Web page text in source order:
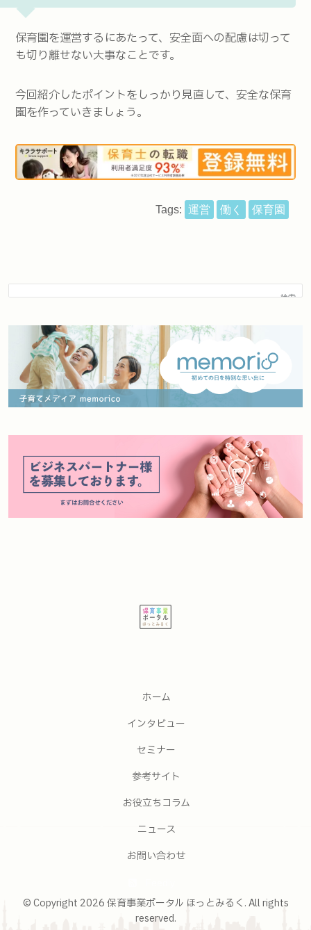
保育園を運営するにあたって、安全面への配慮は切って
も切り離せない大事なことです。
今回紹介したポイントをしっかり見直して、安全な保育
園を作っていきましょう。
Tags: 運営 働く 保育園
検索
ホーム
インタビュー
セミナー
参考サイト
お役立ちコラム
ニュース
お問い合わせ
© Copyright 2026 保育事業ポータル ほっとみるく. All rights
reserved.